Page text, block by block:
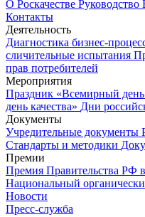
О Роскачестве Руководство
Контакты
Деятельность
Диагностика бизнес-
сличительные испытания
прав потребителей
Мероприятия
Праздник «Всемирный день
день качества» Дни
Документы
Учредительные документы
Стандарты и методики
Премии
Премия Правительства РФ в
Национальный
Новости
Пресс-служба